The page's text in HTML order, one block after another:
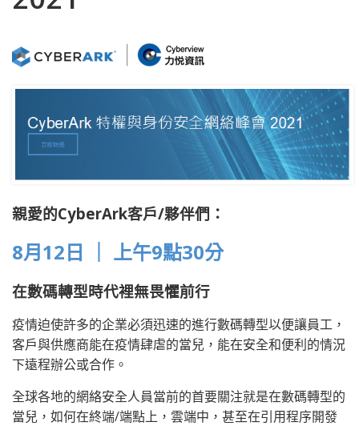
親愛的CyberArk客戶/夥伴們：
8月12日 ｜ 上午9點30分
在數碼轉型時代裡無畏懼前行
疫情迫使許多的企業必須迅速的進行數碼轉型以便讓員工，
客戶與供應商能在疫情肆虐的當兒，能在安全和便利的情況
下遠程辦公或合作。
全球各地的網絡安全人員當前的首要關注就是在數碼轉型的
當兒，如何在終端/端點上，雲端中，甚至在引用程序開發